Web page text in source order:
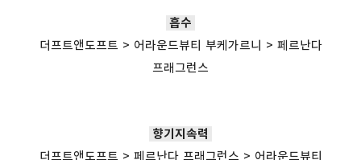
흡수
더프트앤도프트 > 어라운드뷰티 부케가르니 > 페르난다
프래그런스
향기지속력
더프트앤도프트 > 페르난다 프래그런스 > 어라운드뷰티